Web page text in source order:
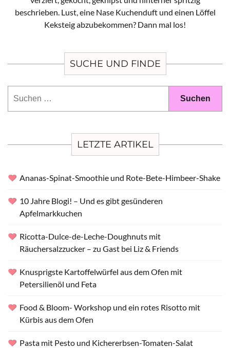
beschrieben. Lust, eine Nase Kuchenduft und einen Löffel
Keksteig abzubekommen? Dann mal los!
SUCHE UND FINDE
LETZTE ARTIKEL
Ananas-Spinat-Smoothie und Rote-Bete-Himbeer-Shake
10 Jahre Blogi! – Und es gibt gesünderen
Apfelmarkkuchen
Ricotta-Dulce-de-Leche-Doughnuts mit
Räuchersalzzucker – zu Gast bei Liz & Friends
Knusprigste Kartoffelwürfel aus dem Ofen mit
Petersilienöl und Feta
Food & Bloom- Workshop und ein rotes Risotto mit
Kürbis aus dem Ofen
Pasta mit Pesto und Kichererbsen-Tomaten-Salat